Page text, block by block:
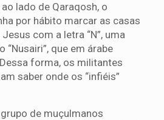
lado de Qaraqosh, o
por hábito marcar as casas
com a letra “N”, uma
que em árabe
forma, os militantes
saber onde os “infiéis”
de muçulmanos